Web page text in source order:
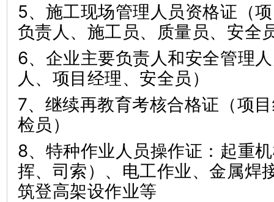
5、施工现场管理人员资格证（
负责人、施工员、质量员、安
6、企业主要负责人和安全管理
人、项目经理、安全员）
7、继续再教育考核合格证（项
检员）
8、特种作业人员操作证：起重
挥、司索）、电工作业、金属焊
筑登高架设作业等